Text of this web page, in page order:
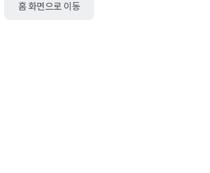
홈 화면으로 이동